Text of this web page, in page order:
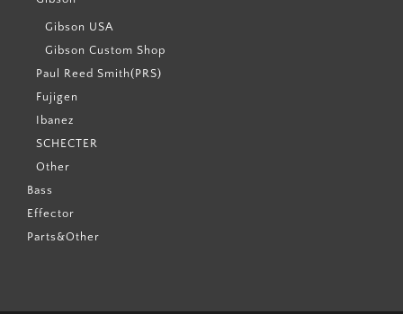
Gibson USA
Gibson Custom Shop
Paul Reed Smith(PRS)
Fujigen
Ibanez
SCHECTER
Other
Bass
Effector
Parts&Other